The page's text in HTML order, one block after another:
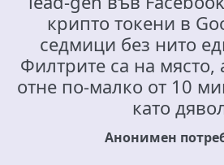
крипто токени в
седмици без нито
Филтрите са на място,
отне по-малко от 10
като
Анонимен